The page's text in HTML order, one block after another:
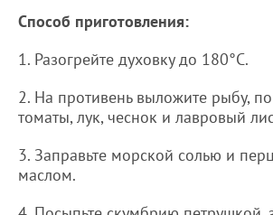
Способ приготовления:
1. Разогрейте духовку до 180°C.
2. На противень выложите рыбу,
томаты, лук, чеснок и лавровый
3. Заправьте морской солью и
маслом.